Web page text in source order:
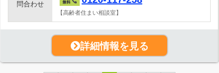
問合わせ
【高齢者住まい相談室】
詳細情報を見る